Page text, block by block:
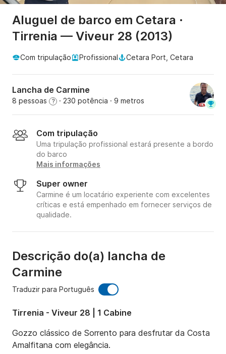
Aluguel de barco em Cetara ·
Tirrenia — Viveur 28 (2013)
Com tripulação Profissional Cetara Port, Cetara
Lancha de Carmine
8 pessoas ? · 230 potência · 9 metros
Com tripulação
Uma tripulação profissional estará presente a bordo
do barco
Mais informações
Super owner
Carmine é um locatário experiente com excelentes
críticas e está empenhado em fornecer serviços de
qualidade.
Descrição do(a) lancha de
Carmine
Traduzir para Português
Tirrenia - Viveur 28 | 1 Cabine
Gozzo clássico de Sorrento para desfrutar da Costa
Amalfitana com elegância.